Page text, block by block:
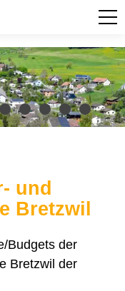
und
Bretzwil
Budgets der
Bretzwil der